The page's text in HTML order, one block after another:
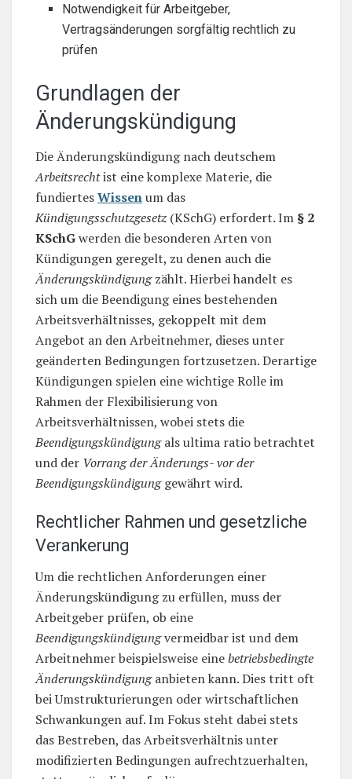
Notwendigkeit für Arbeitgeber,
Vertragsänderungen sorgfältig rechtlich zu
prüfen
Grundlagen der
Änderungskündigung
Die Änderungskündigung nach deutschem
Arbeitsrechtist eine komplexe Materie, die
fundiertesWissenum das
Kündigungsschutzgesetz (KSchG) erfordert. Im § 2
KSchGwerden die besonderen Arten von
Kündigungen geregelt, zu denen auch die
Änderungskündigungzählt. Hierbei handelt es
sich um die Beendigung eines bestehenden
Arbeitsverhältnisses, gekoppelt mit dem
Angebot an den Arbeitnehmer, dieses unter
geänderten Bedingungen fortzusetzen. Derartige
Kündigungen spielen eine wichtige Rolle im
Rahmen der Flexibilisierung von
Arbeitsverhältnissen, wobei stets die
Beendigungskündigungals ultima ratio betrachtet
und der Vorrang der Änderungs- vor der
Beendigungskündigunggewährt wird.
Rechtlicher Rahmen und gesetzliche
Verankerung
Um die rechtlichen Anforderungen einer
Änderungskündigung zu erfüllen, muss der
Arbeitgeber prüfen, ob eine
Beendigungskündigungvermeidbar ist und dem
Arbeitnehmer beispielsweise einebetriebsbedingte
Änderungskündigunganbieten kann. Dies tritt oft
bei Umstrukturierungen oder wirtschaftlichen
Schwankungen auf. Im Fokus steht dabei stets
das Bestreben, das Arbeitsverhältnis unter
modifizierten Bedingungen aufrechtzuerhalten,